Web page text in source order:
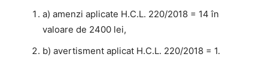
a) amenzi aplicate H.C.L. 220/2018 = 14 în
valoare de 2400 lei,
b) avertisment aplicat H.C.L. 220/2018 = 1.